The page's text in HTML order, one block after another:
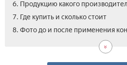
6. Продукцию какого
7. Где купить и сколько стоит
8. Фото до и после применения